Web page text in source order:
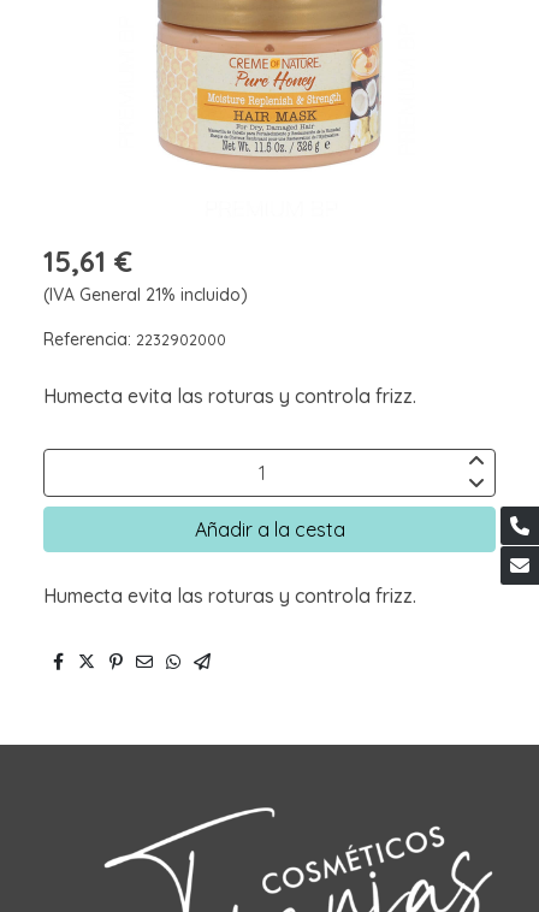
15,61 €
(IVA General 21% incluido)
Referencia: 2232902000
Humecta evita las roturas y controla frizz.
Añadir a la cesta
Humecta evita las roturas y controla frizz.